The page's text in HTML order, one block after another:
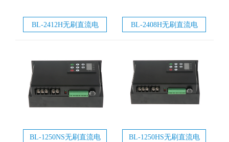
BL-2412H无刷直流电
BL-2408H无刷直流电
BL-1250NS无刷直流电
BL-1250HS无刷直流电